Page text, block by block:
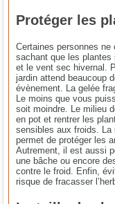
Protéger les
Certaines personnes ne
sachant que les plantes
et le vent sec hivernal.
jardin attend beaucoup
évènement. La gelée
Le moins que vous
soit moindre. Le milieu
en pot et rentrer les
sensibles aux froids. La
permet de protéger les
Autrement, il est aussi
une bâche ou encore
contre le froid. Enfin,
risque de fracasser